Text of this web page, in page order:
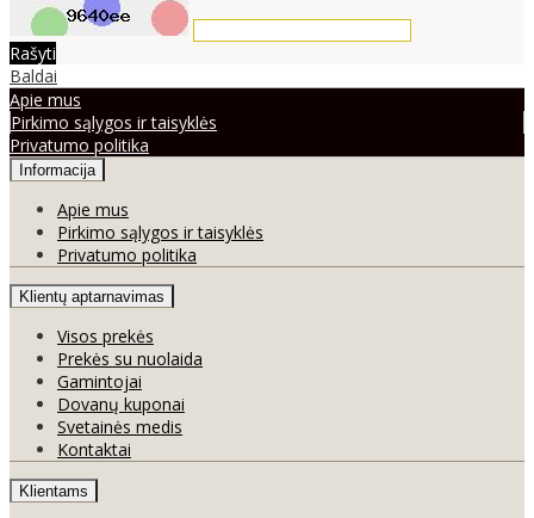
Rašyti
Baldai
Apie mus
Pirkimo sąlygos ir taisyklės
Privatumo politika
Informacija
Apie mus
Pirkimo sąlygos ir taisyklės
Privatumo politika
Klientų aptarnavimas
Visos prekės
Prekės su nuolaida
Gamintojai
Dovanų kuponai
Svetainės medis
Kontaktai
Klientams